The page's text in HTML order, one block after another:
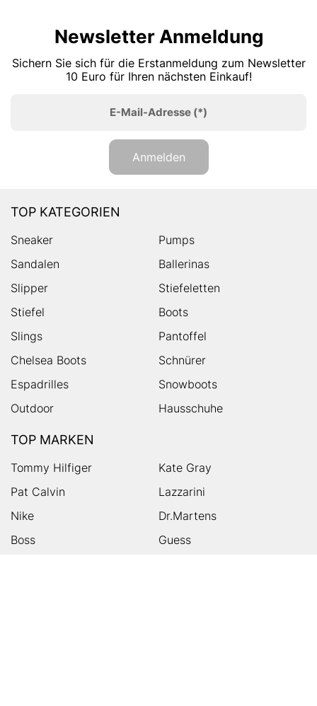
Newsletter Anmeldung
Sichern Sie sich für die Erstanmeldung zum Newsletter
10 Euro für Ihren nächsten Einkauf!
E-Mail-Adresse (*)
Anmelden
TOP KATEGORIEN
Sneaker
Pumps
Sandalen
Ballerinas
Slipper
Stiefeletten
Stiefel
Boots
Slings
Pantoffel
Chelsea Boots
Schnürer
Espadrilles
Snowboots
Outdoor
Hausschuhe
TOP MARKEN
Tommy Hilfiger
Kate Gray
Pat Calvin
Lazzarini
Nike
Dr.Martens
Boss
Guess